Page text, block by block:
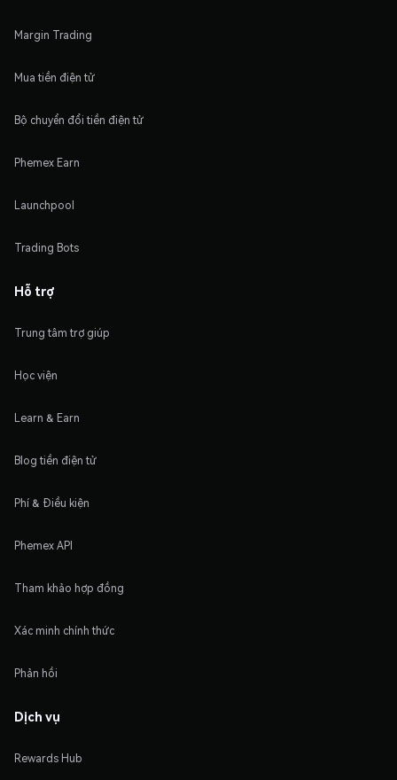
Margin Trading
Mua tiền điện tử
Bộ chuyển đổi tiền điện tử
Phemex Earn
Launchpool
Trading Bots
Hỗ trợ
Trung tâm trợ giúp
Học viện
Learn & Earn
Blog tiền điện tử
Phí & Điều kiện
Phemex API
Tham khảo hợp đồng
Xác minh chính thức
Phản hồi
Dịch vụ
Rewards Hub